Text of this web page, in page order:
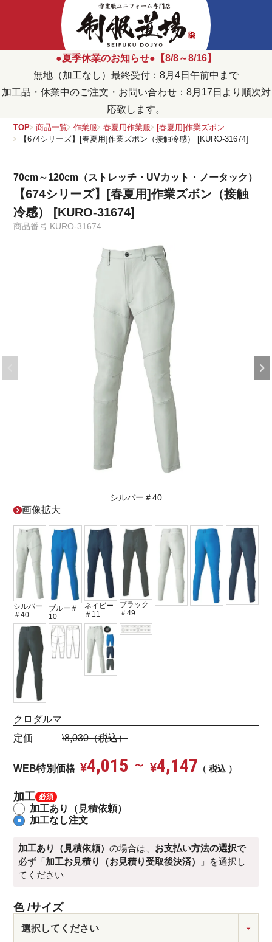
●夏季休業のお知らせ●【8/8～8/16】
無地（加工なし）最終受付：8月4日午前中まで
加工品・休業中のご注文・お問い合わせ：8月17日より順次対
応致します。
TOP 商品一覧 作業服 春夏用作業服
[春夏用]作業ズボン
【674シリーズ】[春夏用]作業ズボン（接触冷感） [KURO-31674]
70cm～120cm（ストレッチ・UVカット・ノータック）
【674シリーズ】[春夏用]作業ズボン（接触
冷感） [KURO-31674]
商品番号 KURO-31674
シルバー＃40
画像拡大
シルバー
＃40
ブルー＃
10
ネイビー
＃11
ブラック
＃49
クロダルマ
定価 \8,030（税込）
WEB特別価格 ¥4,015 〜 ¥4,147 税込
加工
加工あり（見積依頼）
加工なし注文
加工あり（見積依頼） の場合は、 お支払い方法の選択で
必ず「加工お見積り（お見積り受取後決済）
」を選択し
てください
色 サイズ